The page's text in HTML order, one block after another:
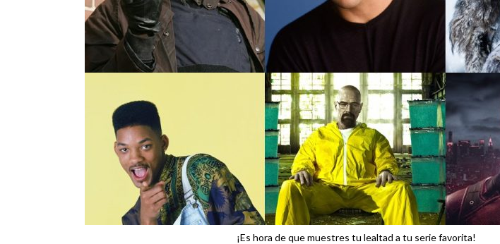
¡Es hora de que muestres tu lealtad a tu serie favorita!